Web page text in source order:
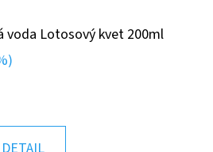
voda Lotosový kvet 200ml